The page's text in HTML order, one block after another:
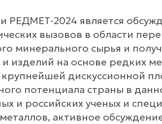
РЕДМЕТ-2024 является
вызовов в области
минерального сырья и
изделий на основе редких
дискуссионной
потенциала страны в
и российских ученых и
активное